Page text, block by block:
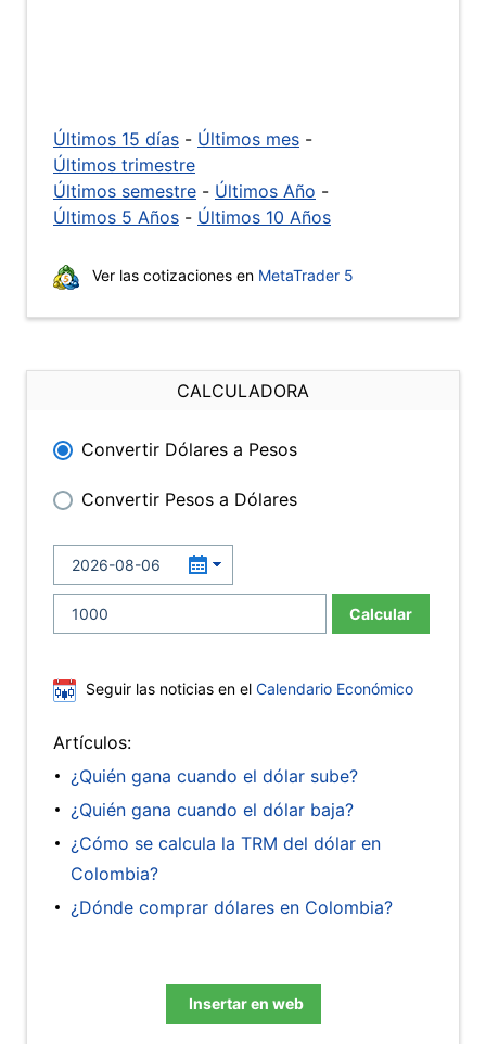
Últimos 15 días - Últimos mes -
Últimos trimestre
Últimos semestre - Últimos Año -
Últimos 5 Años - Últimos 10 Años
Ver las cotizaciones en MetaTrader 5
CALCULADORA
Convertir Dólares a Pesos
Convertir Pesos a Dólares
Calcular
Seguir las noticias en el Calendario Económico
Artículos:
¿Quién gana cuando el dólar sube?
¿Quién gana cuando el dólar baja?
¿Cómo se calcula la TRM del dólar en
Colombia?
¿Dónde comprar dólares en Colombia?
Insertar en web